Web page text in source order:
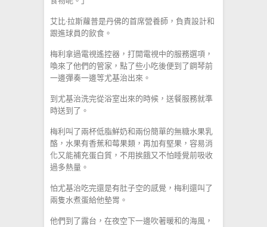
艾比·拉斯蘿普是丹佛的首席營養師，負責設計和
跟進球員的飲食。
梅利拿過電視遙控器，打開電視中的服務選項，
喚來了他們的管家，點了些小吃後便到了鋼琴前
一邊彈奏一邊等尤基治出來。
到尤基治洗完從浴室出來的時候，送餐服務就準
時送到了。
梅利叫了兩杯低脂鮮奶和兩份簡單的無糖水果乳
酪，水果有香蕉和莓果類，再加有堅果，容易消
化又能補充蛋白質，不用挨餓又不怕睡覺前吸收
過多熱量。
怕尤基治吃完還是有肚子空的感覺，梅利還叫了
兩隻水煮蛋給他墊胃。
他們到了露台，在夜空下一邊吹著暖和的海風，